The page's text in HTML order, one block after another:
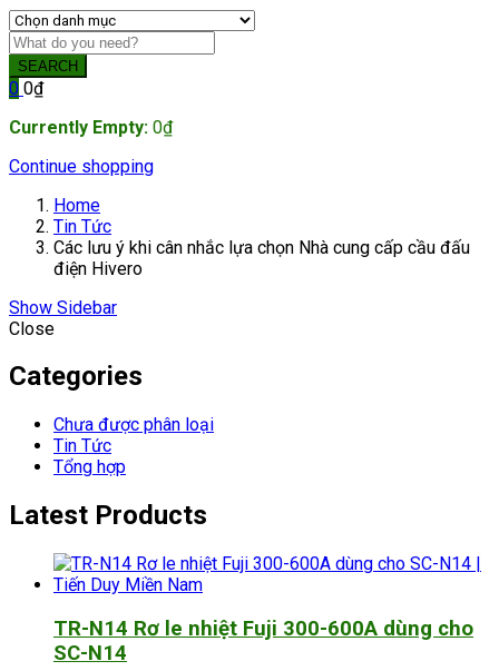
SEARCH
0 0₫
Currently Empty: 0₫
Continue shopping
Home
Tin Tức
Các lưu ý khi cân nhắc lựa chọn Nhà cung cấp cầu đấu
điện Hivero
Show Sidebar
Close
Categories
Chưa được phân loại
Tin Tức
Tổng hợp
Latest Products
TR-N14 Rơ le nhiệt Fuji 300-600A dùng cho
SC-N14